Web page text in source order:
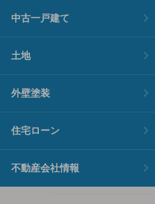
中古一戸建て
土地
外壁塗装
住宅ローン
不動産会社情報